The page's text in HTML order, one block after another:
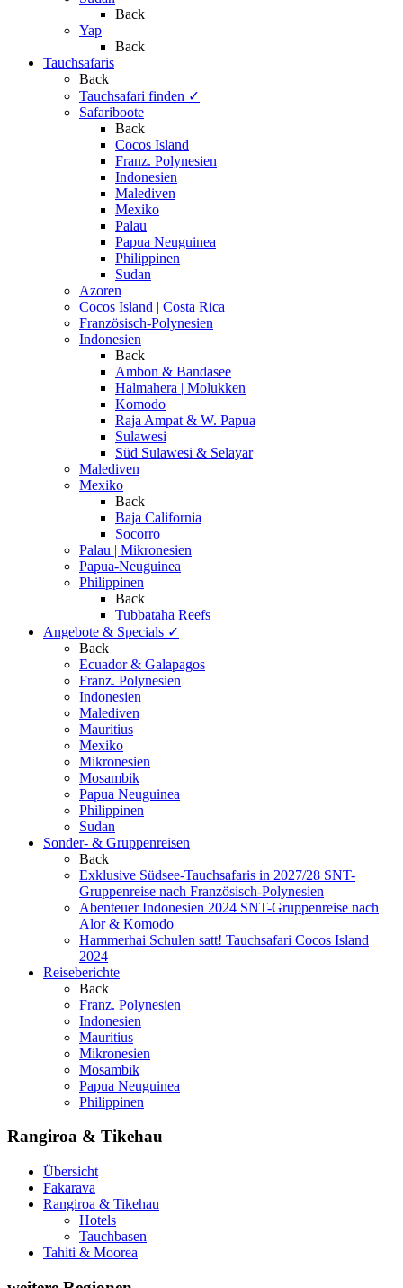
Back
Yap
Back
Tauchsafaris
Back
Tauchsafari finden ✓
Safariboote
Back
Cocos Island
Franz. Polynesien
Indonesien
Malediven
Mexiko
Palau
Papua Neuguinea
Philippinen
Sudan
Azoren
Cocos Island | Costa Rica
Französisch-Polynesien
Indonesien
Back
Ambon & Bandasee
Halmahera | Molukken
Komodo
Raja Ampat & W. Papua
Sulawesi
Süd Sulawesi & Selayar
Malediven
Mexiko
Back
Baja California
Socorro
Palau | Mikronesien
Papua-Neuguinea
Philippinen
Back
Tubbataha Reefs
Angebote & Specials ✓
Back
Ecuador & Galapagos
Franz. Polynesien
Indonesien
Malediven
Mauritius
Mexiko
Mikronesien
Mosambik
Papua Neuguinea
Philippinen
Sudan
Sonder- & Gruppenreisen
Back
Exklusive Südsee-Tauchsafaris in 2027/28 SNT-
Gruppenreise nach Französisch-Polynesien
Abenteuer Indonesien 2024 SNT-Gruppenreise nach
Alor & Komodo
Hammerhai Schulen satt! Tauchsafari Cocos Island
2024
Reiseberichte
Back
Franz. Polynesien
Indonesien
Mauritius
Mikronesien
Mosambik
Papua Neuguinea
Philippinen
Rangiroa & Tikehau
Übersicht
Fakarava
Rangiroa & Tikehau
Hotels
Tauchbasen
Tahiti & Moorea